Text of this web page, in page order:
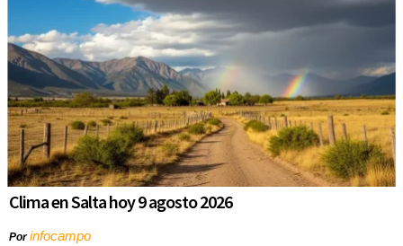
Clima en Salta hoy 9 agosto 2026
Porinfocampo